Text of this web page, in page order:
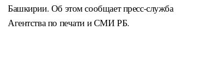
Башкирии. Об этом сообщает пресс-служба
Агентства по печати и СМИ РБ.